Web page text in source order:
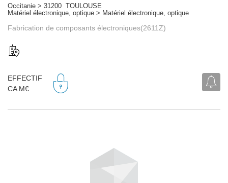
Occitanie > 31200 TOULOUSE
Matériel électronique, optique > Matériel électronique, optique
Fabrication de composants électroniques(2611Z)
EFFECTIF
CA M€